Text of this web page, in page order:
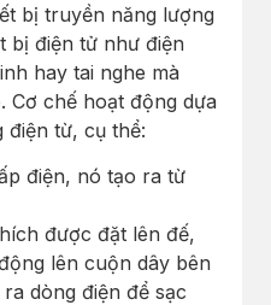
bị truyền năng lượng
bị điện tử như điện
hay tai nghe mà
Cơ chế hoạt động dựa
điện từ, cụ thể:
điện, nó tạo ra từ
được đặt lên đế,
lên cuộn dây bên
dòng điện để sạc